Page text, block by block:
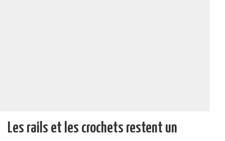
Les rails et les crochets restent un